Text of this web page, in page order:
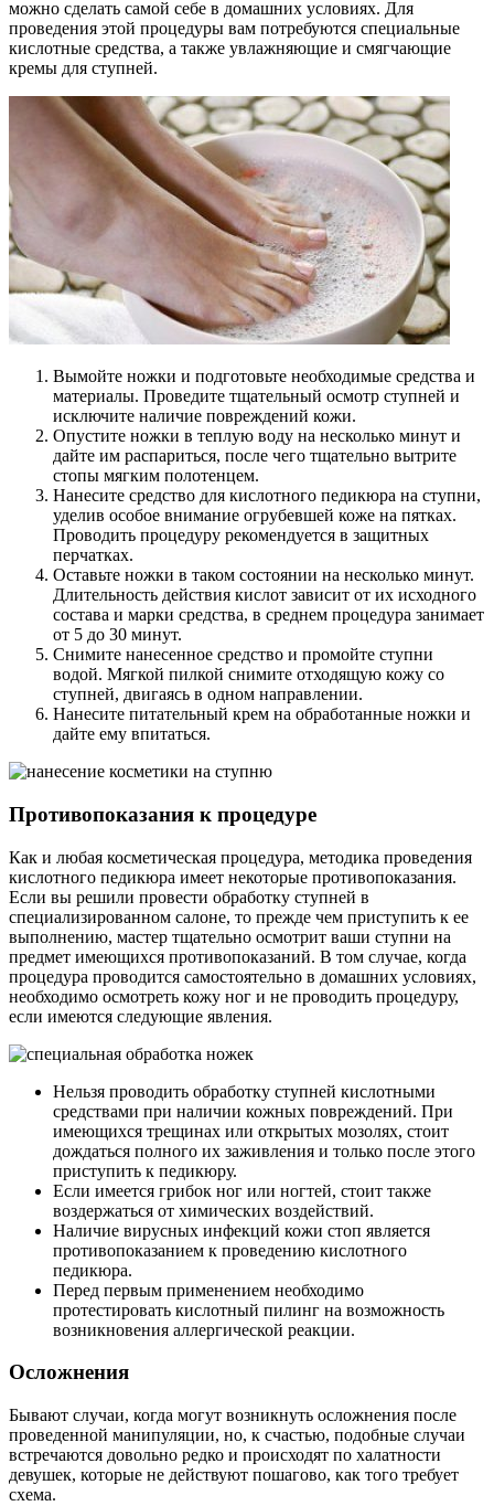
можно сделать самой себе в домашних условиях. Для
проведения этой процедуры вам потребуются специальные
кислотные средства, а также увлажняющие и смягчающие
кремы для ступней.
Вымойте ножки и подготовьте необходимые средства и
материалы. Проведите тщательный осмотр ступней и
исключите наличие повреждений кожи.
Опустите ножки в теплую воду на несколько минут и
дайте им распариться, после чего тщательно вытрите
стопы мягким полотенцем.
Нанесите средство для кислотного педикюра на ступни,
уделив особое внимание огрубевшей коже на пятках.
Проводить процедуру рекомендуется в защитных
перчатках.
Оставьте ножки в таком состоянии на несколько минут.
Длительность действия кислот зависит от их исходного
состава и марки средства, в среднем процедура занимает
от 5 до 30 минут.
Снимите нанесенное средство и промойте ступни
водой. Мягкой пилкой снимите отходящую кожу со
ступней, двигаясь в одном направлении.
Нанесите питательный крем на обработанные ножки и
дайте ему впитаться.
Противопоказания к процедуре
Как и любая косметическая процедура, методика проведения
кислотного педикюра имеет некоторые противопоказания.
Если вы решили провести обработку ступней в
специализированном салоне, то прежде чем приступить к ее
выполнению, мастер тщательно осмотрит ваши ступни на
предмет имеющихся противопоказаний. В том случае, когда
процедура проводится самостоятельно в домашних условиях,
необходимо осмотреть кожу ног и не проводить процедуру,
если имеются следующие явления.
Нельзя проводить обработку ступней кислотными
средствами при наличии кожных повреждений. При
имеющихся трещинах или открытых мозолях, стоит
дождаться полного их заживления и только после этого
приступить к педикюру.
Если имеется грибок ног или ногтей, стоит также
воздержаться от химических воздействий.
Наличие вирусных инфекций кожи стоп является
противопоказанием к проведению кислотного
педикюра.
Перед первым применением необходимо
протестировать кислотный пилинг на возможность
возникновения аллергической реакции.
Осложнения
Бывают случаи, когда могут возникнуть осложнения после
проведенной манипуляции, но, к счастью, подобные случаи
встречаются довольно редко и происходят по халатности
девушек, которые не действуют пошагово, как того требует
схема.